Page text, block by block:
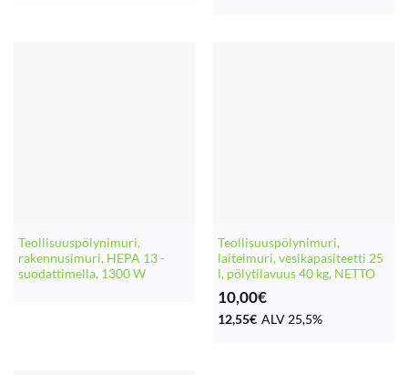
Teollisuuspölynimuri,
rakennusimuri, HEPA 13 -
suodattimella, 1300 W
Teollisuuspölynimuri,
laiteimuri, vesikapasiteetti 25
l, pölytilavuus 40 kg, NETTO
10,00€
12,55€ ALV 25,5%